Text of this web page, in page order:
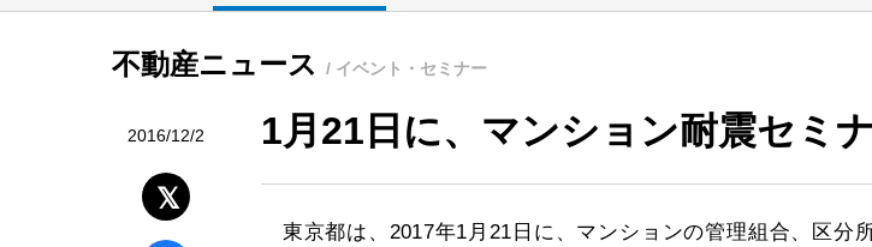
不動産ニュース / イベント・セミナー
2016/12/2 1月21日に、マンション耐震セミ
東京都は、2017年1月21日に、マンションの管理組合、区分